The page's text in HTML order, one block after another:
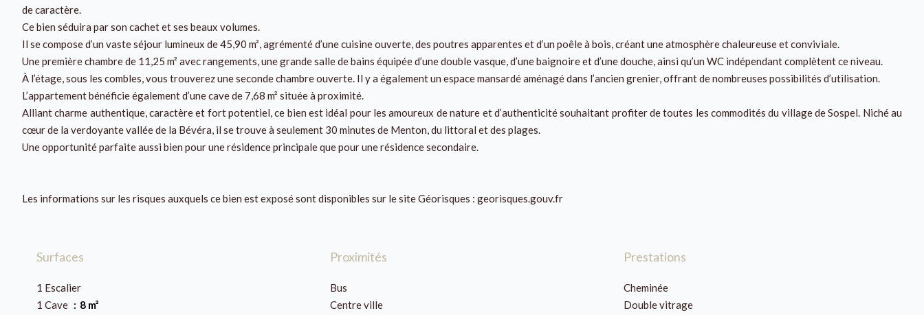
de caractère.
Ce bien séduira par son cachet et ses beaux volumes.
Il se compose d’un vaste séjour lumineux de 45,90 m², agrémenté d’une cuisine ouverte, des poutres apparentes et d’un poêle à bois, créant une atmosphère chaleureuse et conviviale.
Une première chambre de 11,25 m² avec rangements, une grande salle de bains équipée d’une double vasque, d’une baignoire et d’une douche, ainsi qu’un WC indépendant complètent ce niveau.
À l’étage, sous les combles, vous trouverez une seconde chambre ouverte. Il y a également un espace mansardé aménagé dans l’ancien grenier, offrant de nombreuses possibilités d’utilisation.
L’appartement bénéficie également d’une cave de 7,68 m² située à proximité.
Alliant charme authentique, caractère et fort potentiel, ce bien est idéal pour les amoureux de nature et d’authenticité souhaitant profiter de toutes les commodités du village de Sospel. Niché au
cœur de la verdoyante vallée de la Bévéra, il se trouve à seulement 30 minutes de Menton, du littoral et des plages.
Une opportunité parfaite aussi bien pour une résidence principale que pour une résidence secondaire.
Les informations sur les risques auxquels ce bien est exposé sont disponibles sur le site Géorisques : georisques.gouv.fr
Surfaces
1 Escalier
1 Cave
8 m²
Proximités
Bus
Centre ville
Prestations
Cheminée
Double vitrage